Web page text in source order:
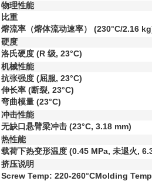
物理性能
比重
熔流率（熔体流动速率） (230°C/2.16
硬度
洛氏硬度 (R 级, 23°C)
机械性能
抗张强度 (屈服, 23°C)
伸长率 (断裂, 23°C)
弯曲模量 (23°C)
冲击性能
无缺口悬臂梁冲击 (23°C, 3.18 mm)
热性能
载荷下热变形温度 (0.45 MPa, 未退火,
挤压说明
Screw Temp: 220-260°CMolding